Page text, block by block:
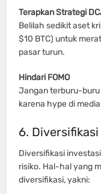
Terapkan Strategi
Belilah sedikit aset
$10 BTC) untuk
pasar turun.
Hindari FOMO
Jangan terburu-
karena hype di
6.
Diversifikasi
risiko. Hal-hal yang
diversifikasi, yakni: